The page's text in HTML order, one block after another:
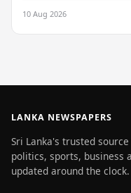
10 Aug 2026
LANKA NEWSPAPERS
Sri Lanka's trusted
politics, sports, business
updated around the clock.